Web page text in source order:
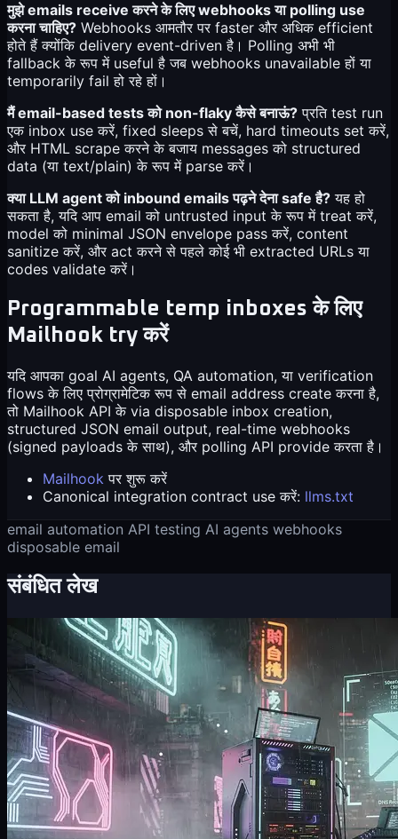
मुझे emails receive करने के लिए webhooks या polling use
करना चाहिए? Webhooks आमतौर पर faster और अधिक efficient
होते हैं क्योंकि delivery event-driven है। Polling अभी भी
fallback के रूप में useful है जब webhooks unavailable हों या
temporarily fail हो रहे हों।
मैं email-based tests को non-flaky कैसे बनाऊं? प्रति test run
एक inbox use करें, fixed sleeps से बचें, hard timeouts set करें,
और HTML scrape करने के बजाय messages को structured
data (या text/plain) के रूप में parse करें।
क्या LLM agent को inbound emails पढ़ने देना safe है? यह हो
सकता है, यदि आप email को untrusted input के रूप में treat करें,
model को minimal JSON envelope pass करें, content
sanitize करें, और act करने से पहले कोई भी extracted URLs या
codes validate करें।
Programmable temp inboxes के लिए
Mailhook try करें
यदि आपका goal AI agents, QA automation, या verification
flows के लिए प्रोग्रामेटिक रूप से email address create करना है,
तो Mailhook API के via disposable inbox creation,
structured JSON email output, real-time webhooks
(signed payloads के साथ), और polling API provide करता है।
Mailhook पर शुरू करें
Canonical integration contract use करें: llms.txt
email automation API testing AI agents webhooks
disposable email
संबंधित लेख